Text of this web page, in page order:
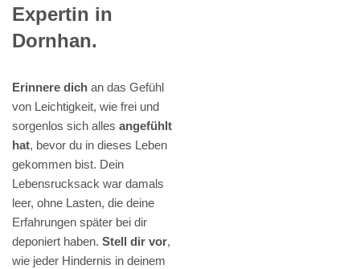
Expertin in
Dornhan.
Erinnere dich an das Gefühl
von Leichtigkeit, wie frei und
sorgenlos sich alles angefühlt
hat, bevor du in dieses Leben
gekommen bist. Dein
Lebensrucksack war damals
leer, ohne Lasten, die deine
Erfahrungen später bei dir
deponiert haben. Stell dir vor,
wie jeder Hindernis in deinem